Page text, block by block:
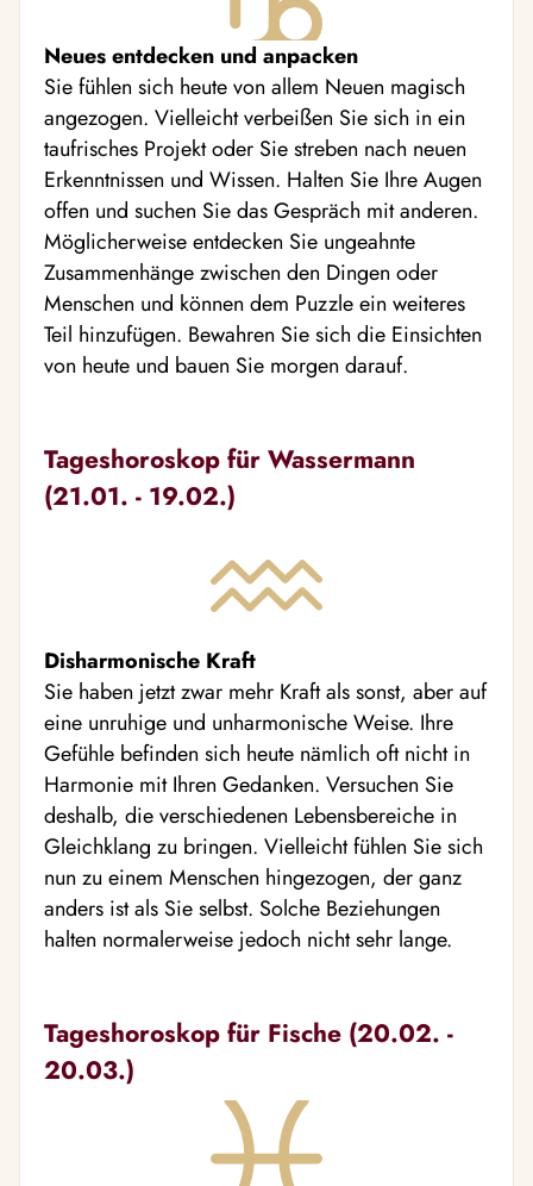
Neues entdecken und anpacken
Sie fühlen sich heute von allem Neuen magisch
angezogen. Vielleicht verbeißen Sie sich in ein
taufrisches Projekt oder Sie streben nach neuen
Erkenntnissen und Wissen. Halten Sie Ihre Augen
offen und suchen Sie das Gespräch mit anderen.
Möglicherweise entdecken Sie ungeahnte
Zusammenhänge zwischen den Dingen oder
Menschen und können dem Puzzle ein weiteres
Teil hinzufügen. Bewahren Sie sich die Einsichten
von heute und bauen Sie morgen darauf.
Tageshoroskop für Wassermann
(21.01. - 19.02.)
Disharmonische Kraft
Sie haben jetzt zwar mehr Kraft als sonst, aber auf
eine unruhige und unharmonische Weise. Ihre
Gefühle befinden sich heute nämlich oft nicht in
Harmonie mit Ihren Gedanken. Versuchen Sie
deshalb, die verschiedenen Lebensbereiche in
Gleichklang zu bringen. Vielleicht fühlen Sie sich
nun zu einem Menschen hingezogen, der ganz
anders ist als Sie selbst. Solche Beziehungen
halten normalerweise jedoch nicht sehr lange.
Tageshoroskop für Fische (20.02. -
20.03.)